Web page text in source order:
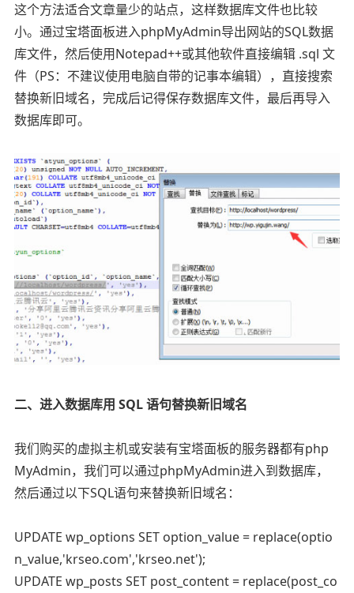
这个方法适合文章量少的站点，这样数据库文件也比较
小。通过宝塔面板进入phpMyAdmin导出网站的SQL数据
库文件，然后使用Notepad++或其他软件直接编辑 .sql 文
件（PS：不建议使用电脑自带的记事本编辑），直接搜索
替换新旧域名，完成后记得保存数据库文件，最后再导入
数据库即可。
二、进入数据库用 SQL 语句替换新旧域名
我们购买的虚拟主机或安装有宝塔面板的服务器都有php
MyAdmin，我们可以通过phpMyAdmin进入到数据库，
然后通过以下SQL语句来替换新旧域名：
UPDATE wp_options SET option_value = replace(optio
n_value,'krseo.com','krseo.net');
UPDATE wp_posts SET post_content = replace(post_co